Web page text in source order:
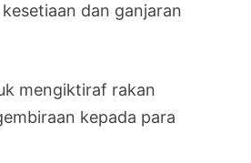
dan ganjaran
mengiktiraf rakan
kepada para